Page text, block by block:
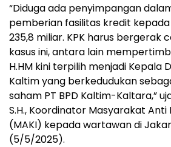
“Diduga ada penyimpangan
pemberian fasilitas kredit kepada
235,8 miliar. KPK harus bergerak
kasus ini, antara lain
H.HM kini terpilih menjadi Kepala
Kaltim yang berkedudukan
saham PT BPD Kaltim-Kaltara,”
S.H., Koordinator Masyarakat Anti
(MAKI) kepada wartawan di
(5/5/2025).